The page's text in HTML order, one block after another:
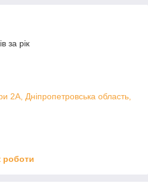
за рік
2А, Дніпропетровська область,
роботи